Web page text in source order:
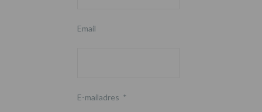
Email
E-mailadres *